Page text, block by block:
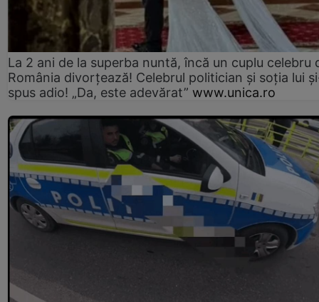
La 2 ani de la superba nuntă, încă un cuplu celebru
România divorțează! Celebrul politician și soția lui
spus adio! „Da, este adevărat” www.unica.ro